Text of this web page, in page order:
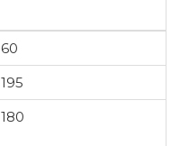
60
195
180